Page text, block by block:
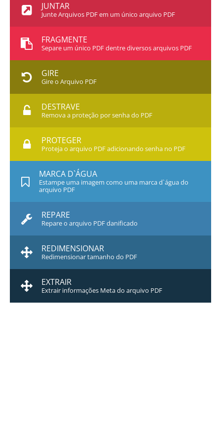
JUNTAR
Junte Arquivos PDF em um único arquivo PDF
FRAGMENTE
Separe um único PDF dentre diversos arquivos PDF
GIRE
Gire o Arquivo PDF
DESTRAVE
Remova a proteção por senha do PDF
PROTEGER
Proteja o arquivo PDF adicionando senha no PDF
MARCA D`ÁGUA
Estampe uma imagem como uma marca d`água do
arquivo PDF
REPARE
Repare o arquivo PDF danificado
REDIMENSIONAR
Redimensionar tamanho do PDF
EXTRAIR
Extrair informações Meta do arquivo PDF